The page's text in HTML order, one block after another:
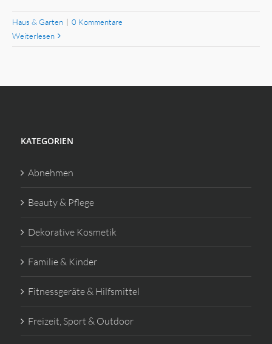
Haus & Garten | 0 Kommentare
Weiterlesen
KATEGORIEN
Abnehmen
Beauty & Pflege
Dekorative Kosmetik
Familie & Kinder
Fitnessgeräte & Hilfsmittel
Freizeit, Sport & Outdoor